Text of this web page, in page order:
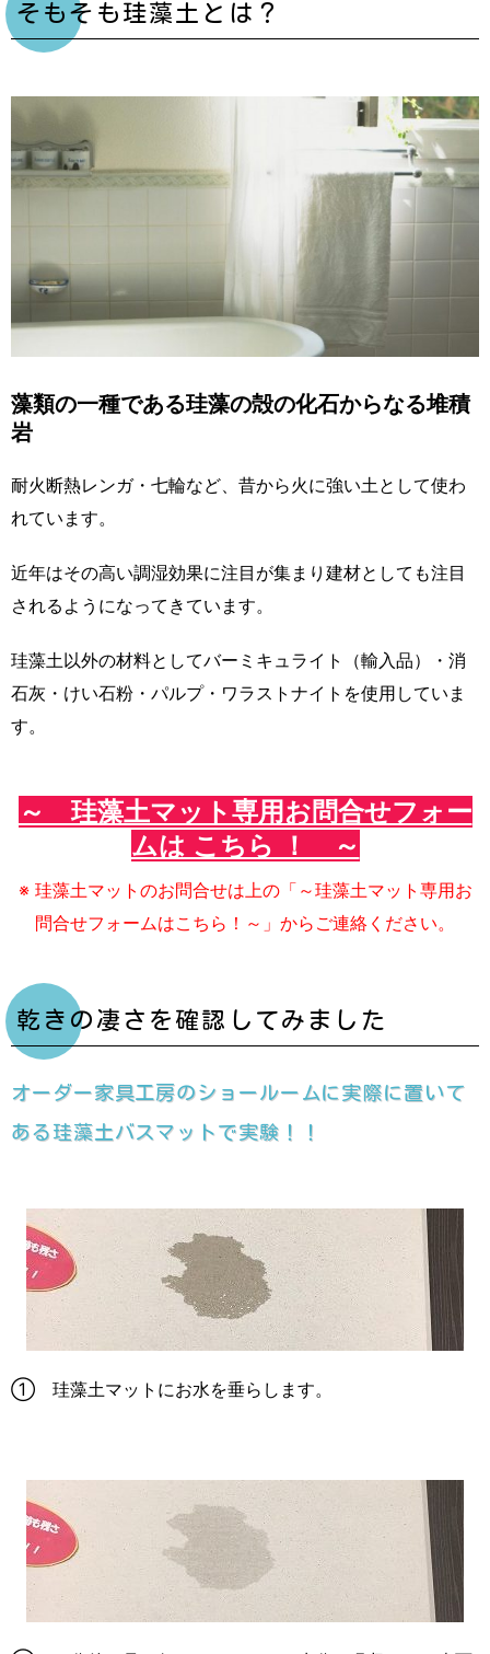
そもそも珪藻土とは？
藻類の一種である珪藻の殻の化石からなる堆積
岩
耐火断熱レンガ・七輪など、昔から火に強い土として使わ
れています。
近年はその高い調湿効果に注目が集まり建材としても注目
されるようになってきています。
珪藻土以外の材料としてバーミキュライト（輸入品）・消
石灰・けい石粉・パルプ・ワラストナイトを使用していま
す。
～ 珪藻土マット専用お問合せフォー
ムは こちら ！ ～
※ 珪藻土マットのお問合せは上の「～珪藻土マット専用お
問合せフォームはこちら！～」からご連絡ください。
乾きの凄さを確認してみました
オーダー家具工房のショールームに実際に置いて
ある珪藻土バスマットで実験！！
① 珪藻土マットにお水を垂らします。